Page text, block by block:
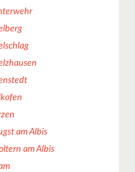
am Albis
am Albis